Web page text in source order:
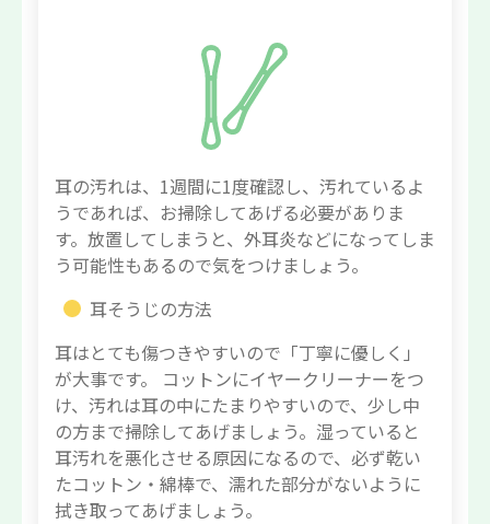
耳の汚れは、1週間に1度確認し、汚れているよ
うであれば、お掃除してあげる必要がありま
す。放置してしまうと、外耳炎などになってしま
う可能性もあるので気をつけましょう。
耳そうじの方法
耳はとても傷つきやすいので「丁寧に優しく」
が大事です。 コットンにイヤークリーナーをつ
け、汚れは耳の中にたまりやすいので、少し中
の方まで掃除してあげましょう。湿っていると
耳汚れを悪化させる原因になるので、必ず乾い
たコットン・綿棒で、濡れた部分がないように
拭き取ってあげましょう。